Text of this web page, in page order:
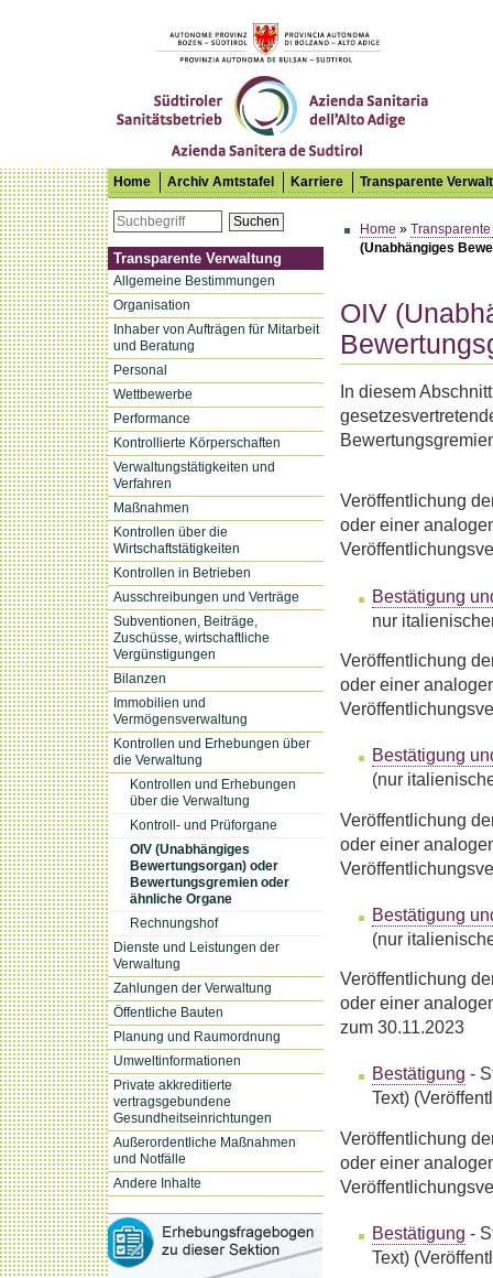
Südtiroler Sanitätsbetrieb
Home Archiv Amtstafel Karriere Transparente
Suchen
Transparente Verwaltung
Allgemeine Bestimmungen
Organisation
Inhaber von Aufträgen für Mitarbeit
und Beratung
Personal
Wettbewerbe
Performance
Kontrollierte Körperschaften
Verwaltungstätigkeiten und
Verfahren
Maßnahmen
Kontrollen über die
Wirtschaftstätigkeiten
Kontrollen in Betrieben
Ausschreibungen und Verträge
Subventionen, Beiträge,
Zuschüsse, wirtschaftliche
Vergünstigungen
Bilanzen
Immobilien und
Vermögensverwaltung
Kontrollen und Erhebungen über
die Verwaltung
Kontrollen und Erhebungen
über die Verwaltung
Kontroll- und Prüforgane
OIV (Unabhängiges
Bewertungsorgan) oder
Bewertungsgremien oder
ähnliche Organe
Rechnungshof
Dienste und Leistungen der
Verwaltung
Zahlungen der Verwaltung
Öffentliche Bauten
Planung und Raumordnung
Umweltinformationen
Private akkreditierte
vertragsgebundene
Gesundheitseinrichtungen
Außerordentliche Maßnahmen
und Notfälle
Andere Inhalte
Home »
(Unabhängiges
OIV
In diesem
Veröffentlichung
oder einer
Bestätigung
nur
Veröffentlichung
oder einer
Bestätigung
(nur
Veröffentlichung
oder einer
Bestätigung
(nur
Veröffentlichung
oder einer
zum 30.11.2023
Bestätigung -
Text)
Veröffentlichung
oder einer
Bestätigung -
Text)